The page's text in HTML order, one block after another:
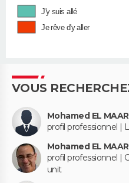
J'y suis allé
Je rêve d'y aller
VOUS
Mohamed EL
profil professionnel |
Mohamed EL
profil professionnel |
unit